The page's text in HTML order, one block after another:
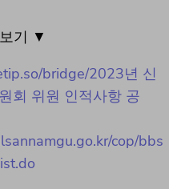
기 ▼
bridge/2023년 신
회 위원 인적사항 공
cop/bbs